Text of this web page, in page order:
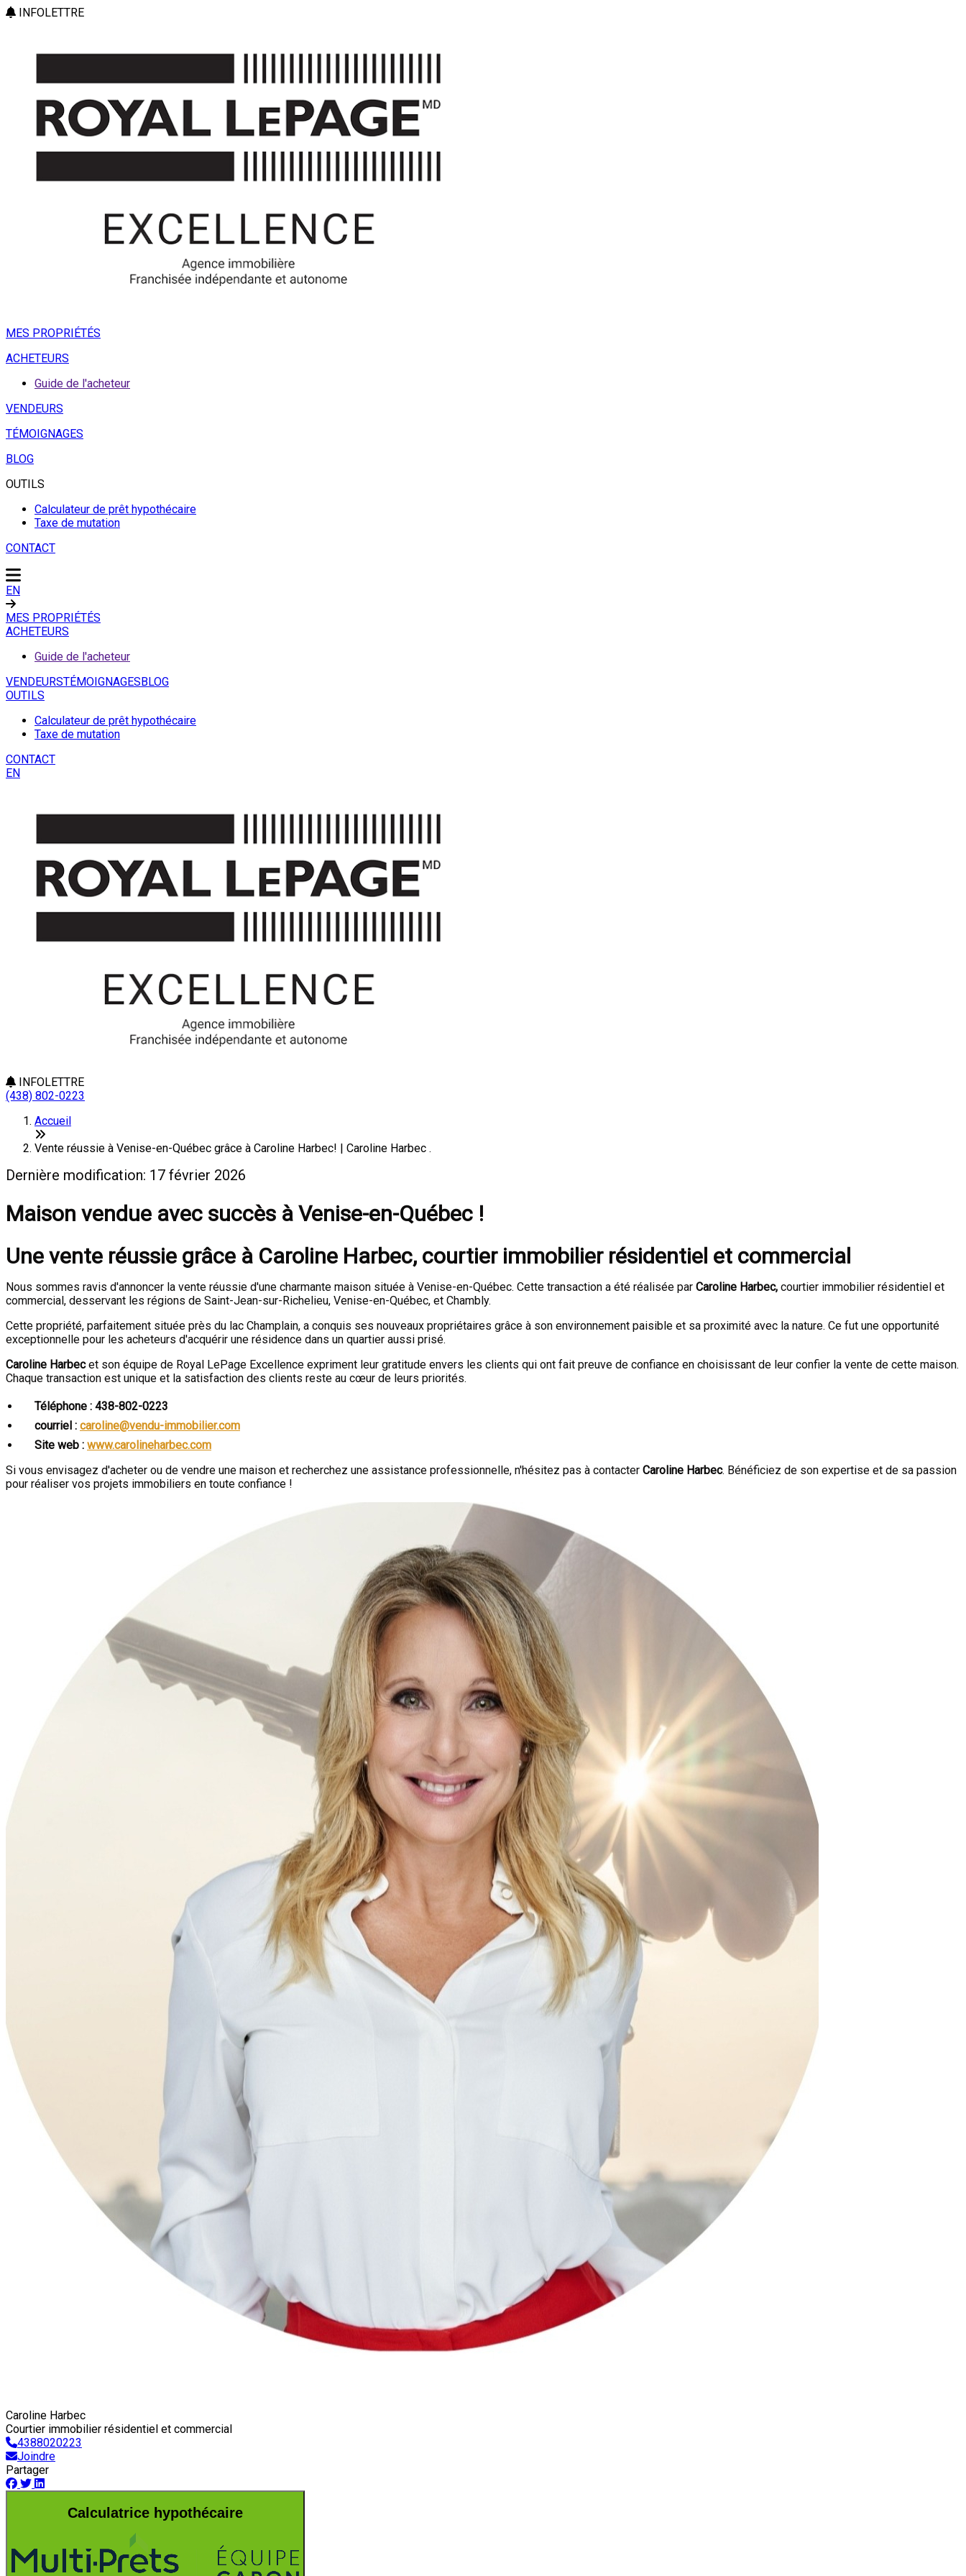
INFOLETTRE
MES PROPRIÉTÉS
ACHETEURS
Guide de l'acheteur
VENDEURS
TÉMOIGNAGES
BLOG
OUTILS
Calculateur de prêt hypothécaire
Taxe de mutation
CONTACT
EN
MES PROPRIÉTÉS
ACHETEURS
Guide de l'acheteur
VENDEURSTÉMOIGNAGESBLOG
OUTILS
Calculateur de prêt hypothécaire
Taxe de mutation
CONTACT
EN
INFOLETTRE
(438) 802-0223
Accueil
Vente réussie à Venise-en-Québec grâce à Caroline Harbec! | Caroline Harbec .
Dernière modification: 17 février 2026
Maison vendue avec succès à Venise-en-Québec !
Une vente réussie grâce à Caroline Harbec, courtier immobilier résidentiel et commercial
Nous sommes ravis d'annoncer la vente réussie d'une charmante maison située à Venise-en-Québec. Cette transaction a été réalisée par Caroline Harbec, courtier immobilier résidentiel et
commercial, desservant les régions de Saint-Jean-sur-Richelieu, Venise-en-Québec, et Chambly.
Cette propriété, parfaitement située près du lac Champlain, a conquis ses nouveaux propriétaires grâce à son environnement paisible et sa proximité avec la nature. Ce fut une opportunité
exceptionnelle pour les acheteurs d'acquérir une résidence dans un quartier aussi prisé.
Caroline Harbecet son équipe de Royal LePage Excellence expriment leur gratitude envers les clients qui ont fait preuve de confiance en choisissant de leur confier la vente de cette maison.
Chaque transaction est unique et la satisfaction des clients reste au cœur de leurs priorités.
Téléphone : 438-802-0223
courriel : caroline@vendu-immobilier.com
Site web : www.carolineharbec.com
Si vous envisagez d'acheter ou de vendre une maison et recherchez une assistance professionnelle, n'hésitez pas à contacter Caroline Harbec. Bénéficiez de son expertise et de sa passion
pour réaliser vos projets immobiliers en toute confiance !
Caroline Harbec
Courtier immobilier résidentiel et commercial
4388020223
Joindre
Partager
Calculatrice hypothécaire